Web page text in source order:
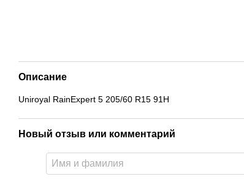
Описание
Uniroyal RainExpert 5 205/60 R15 91H
Новый отзыв или комментарий